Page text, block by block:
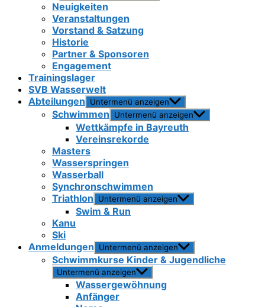
Neuigkeiten
Veranstaltungen
Vorstand & Satzung
Historie
Partner & Sponsoren
Engagement
Trainingslager
SVB Wasserwelt
Abteilungen
Untermenü anzeigen
Schwimmen Untermenü anzeigen
Wettkämpfe in Bayreuth
Vereinsrekorde
Masters
Wasserspringen
Wasserball
Synchronschwimmen
Triathlon
Untermenü anzeigen
Swim & Run
Kanu
Ski
Anmeldungen
Untermenü anzeigen
Schwimmkurse Kinder & Jugendliche
Untermenü anzeigen
Wassergewöhnung
Anfänger